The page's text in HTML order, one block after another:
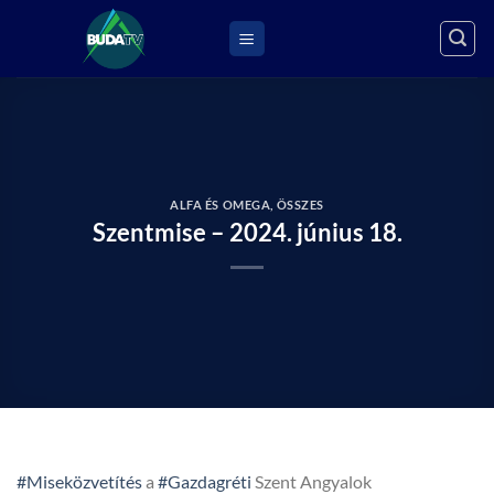
ALFA ÉS OMEGA ÖSSZES
Szentmise – 2024. június 18.
#Miseközvetítésa #Gazdagréti Szent Angyalok